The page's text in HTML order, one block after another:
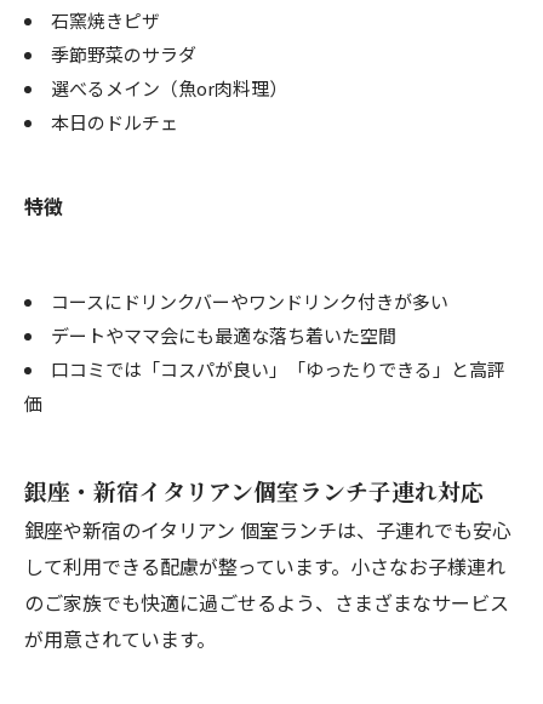
石窯焼きピザ
季節野菜のサラダ
選べるメイン（魚or肉料理）
本日のドルチェ
特徴
コースにドリンクバーやワンドリンク付きが多い
デートやママ会にも最適な落ち着いた空間
口コミでは「コスパが良い」「ゆったりできる」と高評
価
銀座・新宿イタリアン個室ランチ子連れ対応
銀座や新宿のイタリアン 個室ランチは、子連れでも安心
して利用できる配慮が整っています。小さなお子様連れ
のご家族でも快適に過ごせるよう、さまざまなサービス
が用意されています。